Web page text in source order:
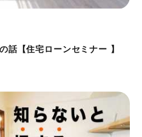
話【住宅ローンセミナー 】